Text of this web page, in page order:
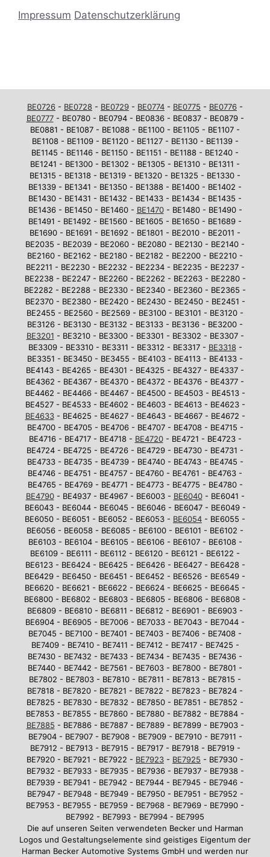
Impressum Datenschutzerklärung
BE0726 - BE0728 - BE0729 - BE0774 - BE0775 - BE0776 -
BE0777- BE0780 - BE0794 - BE0836 - BE0837 - BE0879 -
BE0881 - BE1087 - BE1088 - BE1100 - BE1105 - BE1107 -
BE1108 - BE1109 - BE1120 - BE1127 - BE1130 - BE1139 -
BE1145 - BE1146 - BE1150 - BE1151 - BE1188 - BE1240 -
BE1241 - BE1300 - BE1302 - BE1305 - BE1310 - BE1311 -
BE1315 - BE1318 - BE1319 - BE1320 - BE1325 - BE1330 -
BE1339 - BE1341 - BE1350 - BE1388 - BE1400 - BE1402 -
BE1430 - BE1431 - BE1432 - BE1433 - BE1434 - BE1435 -
BE1436 - BE1450 - BE1460 - BE1470- BE1480 - BE1490 -
BE1491 - BE1492 - BE1560 - BE1605 - BE1650 - BE1689 -
BE1690 - BE1691 - BE1692 - BE1801 - BE2010 - BE2011 -
BE2035 - BE2039 - BE2060 - BE2080 - BE2130 - BE2140 -
BE2160 - BE2162 - BE2180 - BE2182 - BE2200 - BE2210 -
BE2211 - BE2230 - BE2232 - BE2234 - BE2235 - BE2237 -
BE2238 - BE2247 - BE2260 - BE2262 - BE2263 - BE2280 -
BE2282 - BE2288 - BE2330 - BE2340 - BE2360 - BE2365 -
BE2370 - BE2380 - BE2420 - BE2430 - BE2450 - BE2451 -
BE2455 - BE2560 - BE2569 - BE3100 - BE3101 - BE3120 -
BE3126 - BE3130 - BE3132 - BE3133 - BE3136 - BE3200 -
BE3201 - BE3210 - BE3300 - BE3301 - BE3302 - BE3307 -
BE3309 - BE3310 - BE3311 - BE3312 - BE3317 - BE3318-
BE3351 - BE3450 - BE3455 - BE4103 - BE4113 - BE4133 -
BE4143 - BE4265 - BE4301 - BE4325 - BE4327 - BE4337 -
BE4362 - BE4367 - BE4370 - BE4372 - BE4376 - BE4377 -
BE4462 - BE4466 - BE4467 - BE4500 - BE4503 - BE4513 -
BE4527 - BE4533 - BE4602 - BE4603 - BE4613 - BE4623 -
BE4633- BE4625 - BE4627 - BE4643 - BE4667 - BE4672 -
BE4700 - BE4705 - BE4706 - BE4707 - BE4708 - BE4715 -
BE4716 - BE4717 - BE4718 - BE4720- BE4721 - BE4723 -
BE4724 - BE4725 - BE4726 - BE4729 - BE4730 - BE4731 -
BE4733 - BE4735 - BE4739 - BE4740 - BE4743 - BE4745 -
BE4746 - BE4751 - BE4757 - BE4760 - BE4761 - BE4763 -
BE4765 - BE4769 - BE4771 - BE4773 - BE4775 - BE4780 -
BE4790- BE4937 - BE4967 - BE6003 - BE6040- BE6041 -
BE6043 - BE6044 - BE6045 - BE6046 - BE6047 - BE6049 -
BE6050 - BE6051 - BE6052 - BE6053 - BE6054 - BE6055 -
BE6056 - BE6058 - BE6085 - BE6100 - BE6101 - BE6102 -
BE6103 - BE6104 - BE6105 - BE6106 - BE6107 - BE6108 -
BE6109 - BE6111 - BE6112 - BE6120 - BE6121 - BE6122 -
BE6123 - BE6424 - BE6425 - BE6426 - BE6427 - BE6428 -
BE6429 - BE6450 - BE6451 - BE6452 - BE6526 - BE6549 -
BE6620 - BE6621 - BE6622 - BE6624 - BE6625 - BE6645 -
BE6800 - BE6802 - BE6803 - BE6805 - BE6806 - BE6808 -
BE6809 - BE6810 - BE6811 - BE6812 - BE6901 - BE6903 -
BE6904 - BE6905 - BE7006 - BE7033 - BE7043 - BE7044 -
BE7045 - BE7100 - BE7401 - BE7403 - BE7406 - BE7408 -
BE7409 - BE7410 - BE7411 - BE7412 - BE7417 - BE7425 -
BE7430 - BE7432 - BE7433 - BE7434 - BE7435 - BE7436 -
BE7440 - BE7442 - BE7561 - BE7603 - BE7800 - BE7801 -
BE7802 - BE7803 - BE7810 - BE7811 - BE7813 - BE7815 -
BE7818 - BE7820 - BE7821 - BE7822 - BE7823 - BE7824 -
BE7825 - BE7830 - BE7832 - BE7850 - BE7851 - BE7852 -
BE7853 - BE7855 - BE7860 - BE7880 - BE7882 - BE7884 -
BE7885 - BE7886 - BE7887 - BE7889 - BE7899 - BE7903 -
BE7904 - BE7907 - BE7908 - BE7909 - BE7910 - BE7911 -
BE7912 - BE7913 - BE7915 - BE7917 - BE7918 - BE7919 -
BE7920 - BE7921 - BE7922 - BE7923 - BE7925 - BE7930 -
BE7932 - BE7933 - BE7935 - BE7936 - BE7937 - BE7938 -
BE7939 - BE7941 - BE7942 - BE7944 - BE7945 - BE7946 -
BE7947 - BE7948 - BE7949 - BE7950 - BE7951 - BE7952 -
BE7953 - BE7955 - BE7959 - BE7968 - BE7969 - BE7990 -
BE7992 - BE7993 - BE7994 - BE7995
Die auf unseren Seiten verwendeten Becker und Harman
Logos und Gestaltungselemente sind geistiges Eigentum der
Harman Becker Automotive Systems GmbH und werden nur